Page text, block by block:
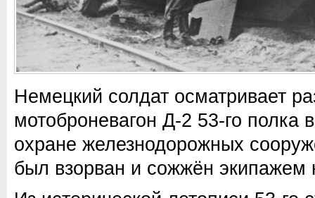
Немецкий солдат осматривает
мотоброневагон Д-2 53-го
охране железнодорожных
был взорван и сожжён экипажем